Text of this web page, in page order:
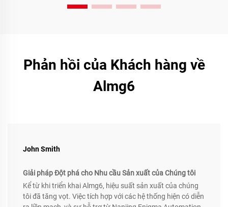
Phản hồi của Khách hàng về
Almg6
John Smith
Giải pháp Đột phá cho Nhu cầu Sản xuất của Chúng tôi
Kể từ khi triển khai Almg6, hiệu suất sản xuất của chúng
tôi đã tăng vọt. Việc tích hợp với các hệ thống hiện có diễn